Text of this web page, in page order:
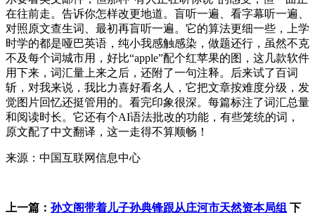
在往前走。告诉你怎样改更地道。盲听一遍、看字幕听一遍、
对照原文查生词、最初再盲听一遍。它的算法更细一些，上学
时学的都是哑巴英语，纯小我感触感染，做题还行，虽然不克
不及每个词城市用，好比“apple”配个红苹果的图，这几款软件
用下来，词汇量上来之后，还附了一句注释。后来试了百词
斩，对我来说，我比力喜好看名人，它把文章按难度分级，发
觉图片回忆还挺管用的。看完印象很深。每篇标注了词汇总量
和阅读时长。它还有个AI语法批改的功能，有些笼统的词，
原文配了中文翻译，这一走得不算顺畅！
来源：中国互联网信息中心
上一篇： 孙文阁带着儿子孙典锋跟从庄河市天然资本局组 下